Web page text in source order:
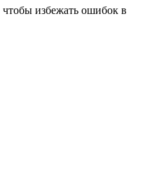
избежать ошибок в